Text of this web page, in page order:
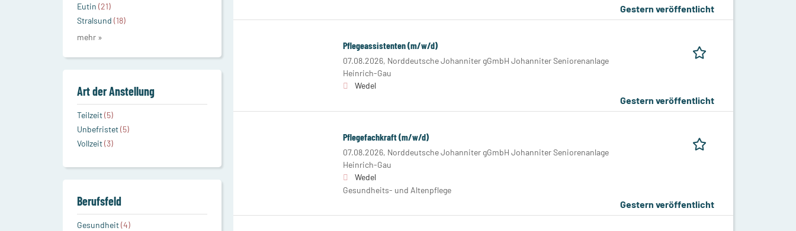
Gestern veröffentlicht
Pflegeassistenten (m/w/d)
07.08.2026, Norddeutsche Johanniter gGmbH Johanniter Seniorenanlage
Heinrich-Gau
Wedel
Gestern veröffentlicht
Pflegefachkraft (m/w/d)
07.08.2026, Norddeutsche Johanniter gGmbH Johanniter Seniorenanlage
Heinrich-Gau
Wedel
Gesundheits- und Altenpflege
Gestern veröffentlicht
Eutin (21)
Stralsund (18)
mehr »
Art der Anstellung
Teilzeit(5)
Unbefristet(5)
Vollzeit(3)
Berufsfeld
Gesundheit(4)